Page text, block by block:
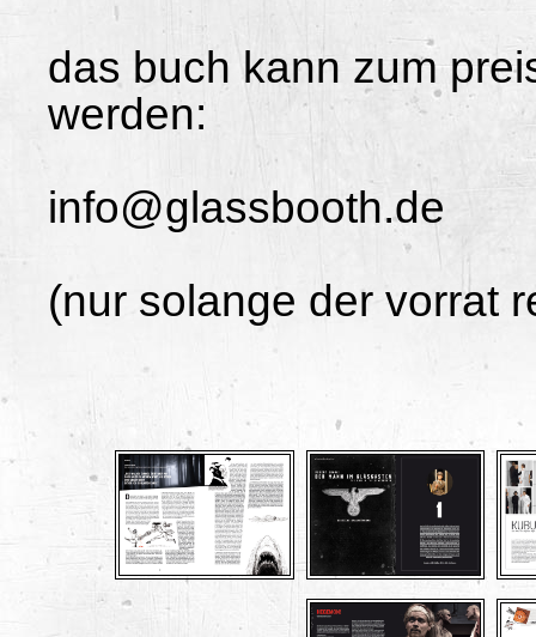
das buch kann zum
werden:
info@glassbooth.de
(nur solange der vorrat